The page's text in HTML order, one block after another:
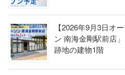
【2026年9月3日オ
ン 南海金剛駅前店
跡地の建物1階